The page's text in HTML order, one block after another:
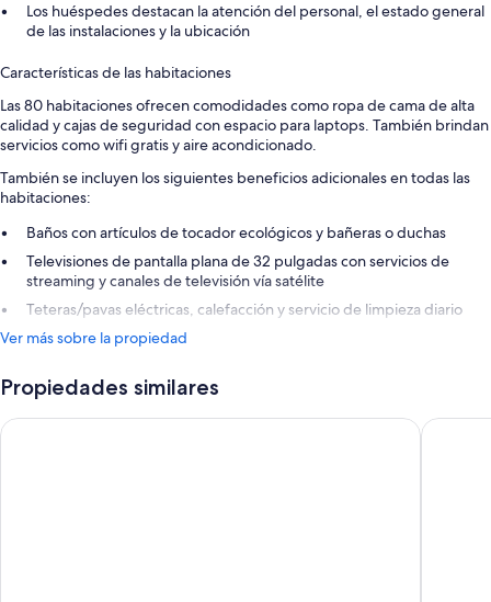
Los huéspedes destacan la atención del personal, el estado general
de las instalaciones y la ubicación
Características de las habitaciones
Las 80 habitaciones ofrecen comodidades como ropa de cama de alta
calidad y cajas de seguridad con espacio para laptops. También brindan
servicios como wifi gratis y aire acondicionado.
También se incluyen los siguientes beneficios adicionales en todas las
habitaciones:
Baños con artículos de tocador ecológicos y bañeras o duchas
Televisiones de pantalla plana de 32 pulgadas con servicios de
streaming y canales de televisión vía satélite
Teteras/pavas eléctricas, calefacción y servicio de limpieza diario
Ver más sobre la propiedad
Propiedades similares
Catalonia Reina Victoria Parador